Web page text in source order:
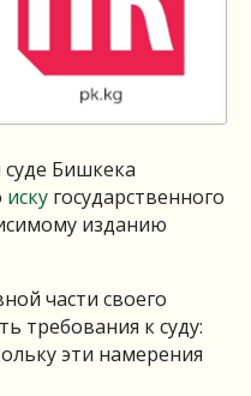
Бишкека
иску государственного
изданию
части своего
требования к суду:
эти намерения